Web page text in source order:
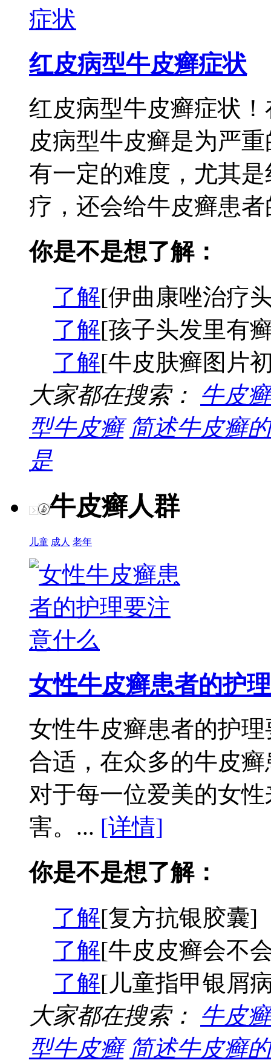
红皮病型牛皮癣症状
红皮病型牛皮癣症状
皮病型牛皮癣是为严
有一定的难度，尤其
疗，还会给牛皮癣患
你是不是想了解：
了解[伊曲康唑治疗
了解[孩子头发里有
了解[牛皮肤癣图片
大家都在搜索： 牛皮
型牛皮癣 简述牛皮癣
是
牛皮癣人群
儿童 成人 老年
女性牛皮癣患者的护理
女性牛皮癣患者的护
合适，在众多的牛皮
对于每一位爱美的女
害。... [详情]
你是不是想了解：
了解[复方抗银胶囊]
了解[牛皮皮癣会不
了解[儿童指甲银屑
大家都在搜索： 牛皮
型牛皮癣 简述牛皮癣